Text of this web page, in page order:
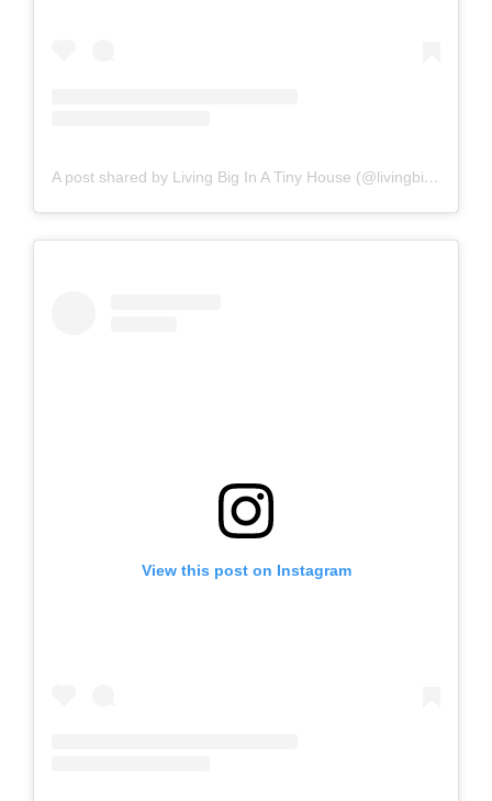
A post shared by Living Big In A Tiny House (@livingbiginatinyhouse)
View this post on Instagram